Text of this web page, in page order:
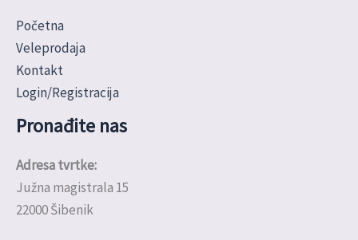
Početna
Veleprodaja
Kontakt
Login/Registracija
Pronađite nas
Adresa tvrtke:
Južna magistrala 15
22000 Šibenik